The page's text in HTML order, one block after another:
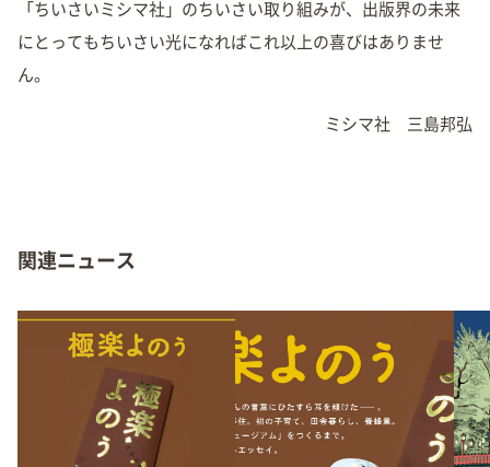
「ちいさいミシマ社」のちいさい取り組みが、出版界の未来
にとってもちいさい光になればこれ以上の喜びはありませ
ん。
ミシマ社 三島邦弘
関連ニュース